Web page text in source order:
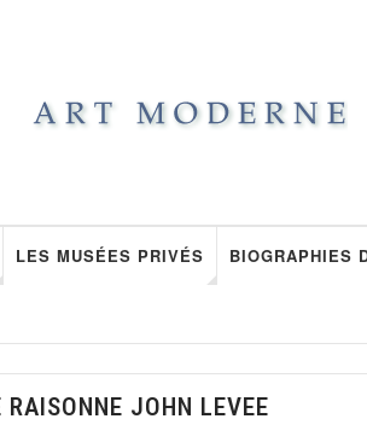
LES MUSÉES PRIVÉS BIOGRAPHIES
JOHN LEVEE